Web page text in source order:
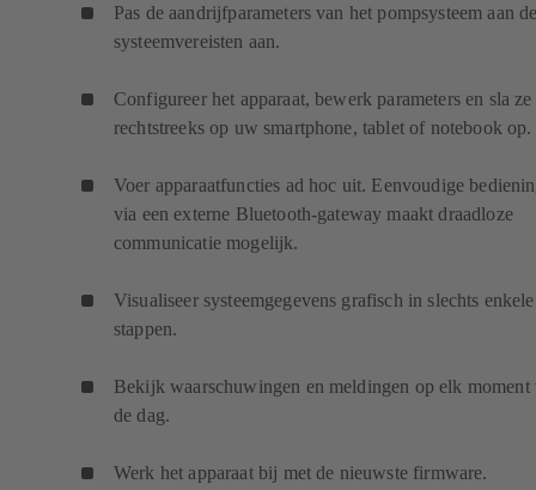
Pas de aandrijfparameters van het pompsysteem aan
systeemvereisten aan.
Configureer het apparaat, bewerk parameters en sla ze
rechtstreeks op uw smartphone, tablet of notebook op.
Voer apparaatfuncties ad hoc uit. Eenvoudige
via een externe Bluetooth-gateway maakt draadloze
communicatie mogelijk.
Visualiseer systeemgegevens grafisch in slechts enkele
stappen.
Bekijk waarschuwingen en meldingen op elk moment
de dag.
Werk het apparaat bij met de nieuwste firmware.